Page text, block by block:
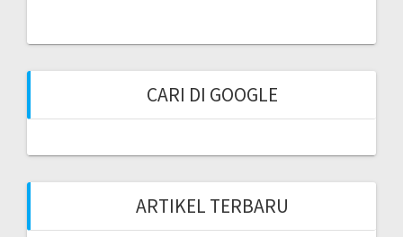
CARI DI GOOGLE
ARTIKEL TERBARU